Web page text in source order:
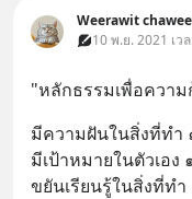
Weerawit
10 พ.ย. 2021 เว
"หลักธรรมเพื่อควา
มีความฝันในสิ่งที่ทำ
มีเป้าหมายในตัวเอง
ขยันเรียนรู้ในสิ่งที่ทำ